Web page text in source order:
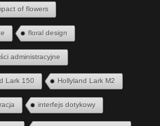
of flowers
floral design
administracyjne
Lark 150 Hollyland Lark M2
interfejs dotykowy